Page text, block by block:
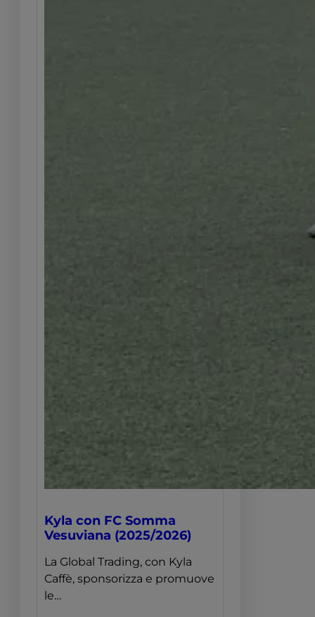
Kyla con FC Somma
Vesuviana (2025/2026)
La Global Trading, con Kyla
Caffè, sponsorizza e promuove
le…